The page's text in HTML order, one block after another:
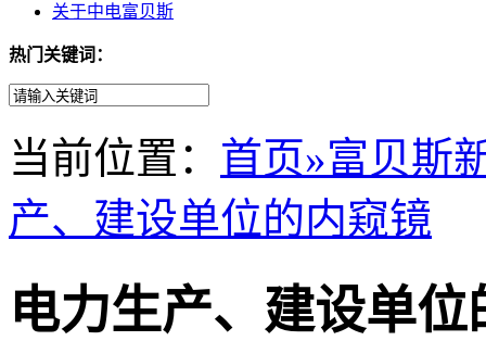
关于中电富贝斯
热门关键词：
当前位置： 首页»富贝斯
产、建设单位的内窥镜
电力生产、建设单位